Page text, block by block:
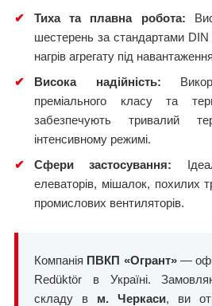
✔
Тиха та плавна робота:
шестерень за стандартами DIN
нагрів агрегату під
✔
Висока надійність:
преміального класу та
забезпечують тривалий
інтенсивному режимі.
✔
Сфери застосування:
елеваторів, мішалок, похилих
промислових вентиляторів.
Компанія ПВКП «Огрант»—
Redüktör в Україні.
складу в м. Черкаси, ви